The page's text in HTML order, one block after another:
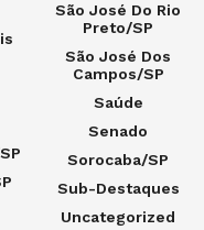
São José Do Rio
Preto/SP
São José Dos
Campos/SP
Saúde
Senado
Sorocaba/SP
Sub-Destaques
Uncategorized